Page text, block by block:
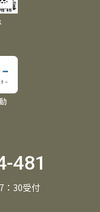
481
：30受付